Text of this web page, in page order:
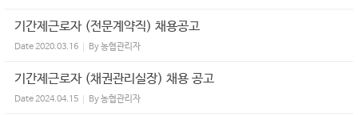
기간제근로자 (전문계약직) 채용공고
Date2020.03.16 By농협관리자
기간제근로자 (채권관리실장) 채용 공고
Date2024.04.15 By농협관리자